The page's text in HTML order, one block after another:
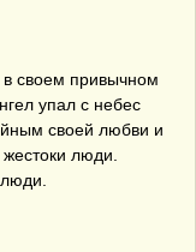
своем привычном
упал с небес
своей любви и
люди.